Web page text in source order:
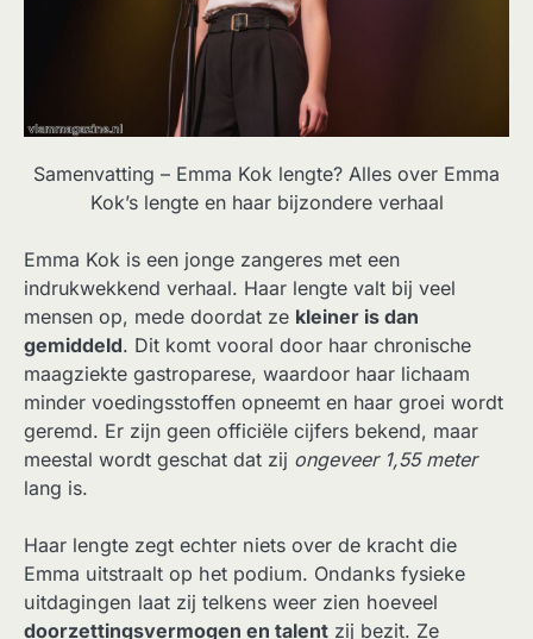
Samenvatting – Emma Kok lengte? Alles over Emma
Kok’s lengte en haar bijzondere verhaal
Emma Kok is een jonge zangeres met een
indrukwekkend verhaal. Haar lengte valt bij veel
mensen op, mede doordat ze kleiner is dan
gemiddeld. Dit komt vooral door haar chronische
maagziekte gastroparese, waardoor haar lichaam
minder voedingsstoffen opneemt en haar groei wordt
geremd. Er zijn geen officiële cijfers bekend, maar
meestal wordt geschat dat zij ongeveer 1,55 meter
lang is.
Haar lengte zegt echter niets over de kracht die
Emma uitstraalt op het podium. Ondanks fysieke
uitdagingen laat zij telkens weer zien hoeveel
doorzettingsvermogen en talent zij bezit. Ze